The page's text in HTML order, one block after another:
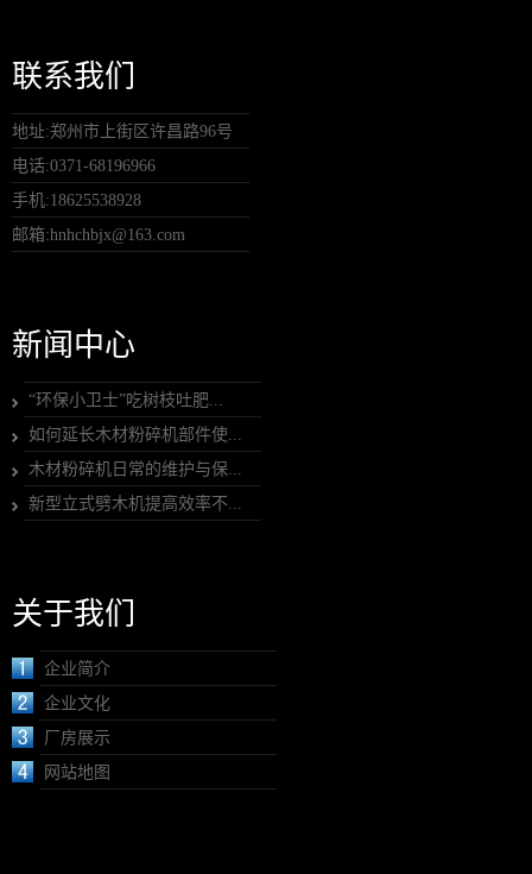
联系我们
地址:郑州市上街区许昌路96号
电话:0371-68196966
手机:18625538928
邮箱:hnhchbjx@163.com
新闻中心
“环保小卫士”吃树枝吐肥...
如何延长木材粉碎机部件使...
木材粉碎机日常的维护与保...
新型立式劈木机提高效率不...
关于我们
企业简介
企业文化
厂房展示
网站地图